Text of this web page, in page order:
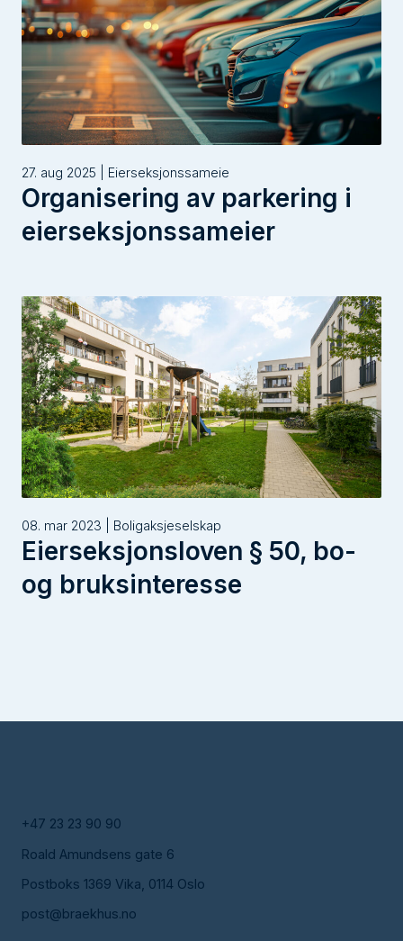
27. aug 2025 | Eierseksjonssameie
Organisering av parkering i
eierseksjonssameier
08. mar 2023 | Boligaksjeselskap
Eierseksjonsloven § 50, bo-
og bruksinteresse
+47 23 23 90 90
Roald Amundsens gate 6
Postboks 1369 Vika, 0114 Oslo
post@braekhus.no